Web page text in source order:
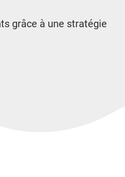
grâce à une stratégie